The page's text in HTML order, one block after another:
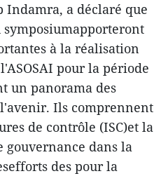
Indamra, a déclaré que
symposiumapporteront
à la réalisation
pour la période
un panorama des
Ils comprennent
de contrôle (ISC)et la
dans la
des pour la